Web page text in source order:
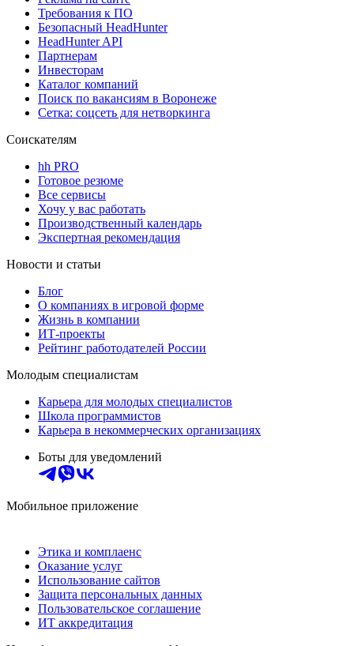
Требования к ПО
Безопасный HeadHunter
HeadHunter API
Партнерам
Инвесторам
Каталог компаний
Поиск по вакансиям в Воронеже
Сетка: соцсеть для нетворкинга
Соискателям
hh PRO
Готовое резюме
Все сервисы
Хочу у вас работать
Производственный календарь
Экспертная рекомендация
Новости и статьи
Блог
О компаниях в игровой форме
Жизнь в компании
ИТ-проекты
Рейтинг работодателей России
Молодым специалистам
Карьера для молодых специалистов
Школа программистов
Карьера в некоммерческих организациях
Боты для уведомлений
Мобильное приложение
Этика и комплаенс
Оказание услуг
Использование сайтов
Защита персональных данных
Пользовательское соглашение
ИТ аккредитация